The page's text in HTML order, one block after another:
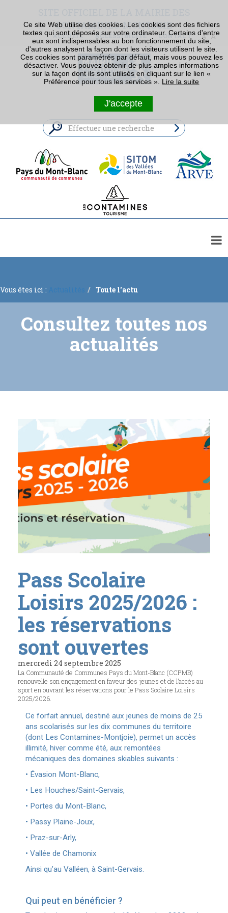
CONTAMINES-MONTJOIE
ACCUEIL ACCESSIBILITÉ CONTACT
À VOTRE SERVICE
URBANISME
Vous êtes ici : Actualités Toute l'actu
Consultez toutes nos
actualités
Pass Scolaire
Loisirs 2025/2026 :
les réservations
sont ouvertes
mercredi 24 septembre 2025
La Communauté de Communes Pays du Mont-Blanc (CCPMB)
renouvelle son engagement en faveur des jeunes et de l’accès au
sport en ouvrant les réservations pour le Pass Scolaire Loisirs
2025/2026.
Ce forfait annuel, destiné aux jeunes de moins de 25
ans scolarisés sur les dix communes du territoire
(dont Les Contamines-Montjoie), permet un accès
illimité, hiver comme été, aux remontées
mécaniques des domaines skiables suivants :
• Évasion Mont-Blanc,
• Les Houches/Saint-Gervais,
• Portes du Mont-Blanc,
• Passy Plaine-Joux,
• Praz-sur-Arly,
• Vallée de Chamonix
Ainsi qu’au Valléen, à Saint-Gervais.
Qui peut en bénéficier ?
Ce site Web utilise des cookies. Les cookies sont des fichiers
textes qui sont déposés sur votre ordinateur. Certains d'entre
eux sont indispensables au bon fonctionnement du site,
d'autres analysent la façon dont les visiteurs utilisent le site.
Ces cookies sont paramétrés par défaut, mais vous pouvez les
désactiver. Vous pouvez obtenir de plus amples informations
sur la façon dont ils sont utilisés en cliquant sur le lien «
Préférence pour tous les services ». Lire la suite
J'accepte